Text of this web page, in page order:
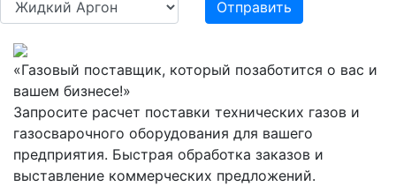
Отправить
«Газовый поставщик, который позаботится о вас и
вашем бизнесе!»
Запросите расчет поставки технических газов и
газосварочного оборудования для вашего
предприятия. Быстрая обработка заказов и
выставление коммерческих предложений.